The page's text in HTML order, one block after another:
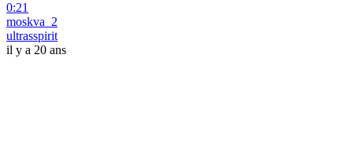
0:21
moskva_2
ultrasspirit
il y a 20 ans